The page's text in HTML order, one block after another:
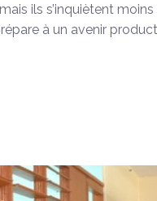
ils s’inquiètent
à un avenir